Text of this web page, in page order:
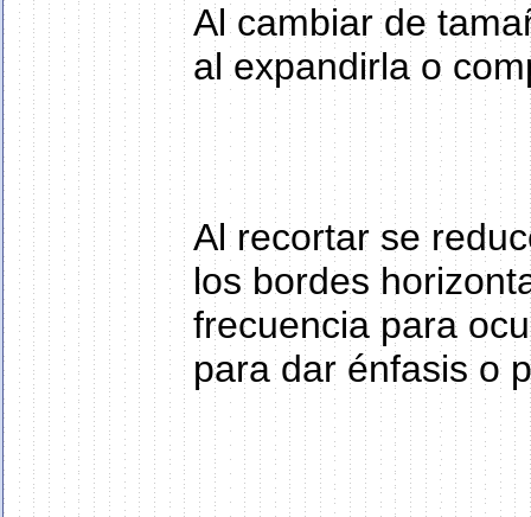
Al cambiar de
al expandirla o
Al recortar se
los bordes
frecuencia para
para dar énfasis o